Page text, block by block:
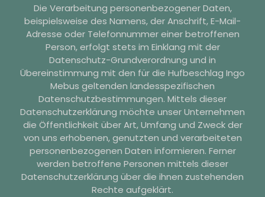
Die Verarbeitung personenbezogener Daten,
beispielsweise des Namens, der Anschrift, E-Mail-
Adresse oder Telefonnummer einer betroffenen
Person, erfolgt stets im Einklang mit der
Datenschutz-Grundverordnung und in
Übereinstimmung mit den für die Hufbeschlag Ingo
Mebus geltenden landesspezifischen
Datenschutzbestimmungen. Mittels dieser
Datenschutzerklärung möchte unser Unternehmen
die Öffentlichkeit über Art, Umfang und Zweck der
von uns erhobenen, genutzten und verarbeiteten
personenbezogenen Daten informieren. Ferner
werden betroffene Personen mittels dieser
Datenschutzerklärung über die ihnen zustehenden
Rechte aufgeklärt.